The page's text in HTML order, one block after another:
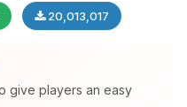
20,013,017
give players an easy